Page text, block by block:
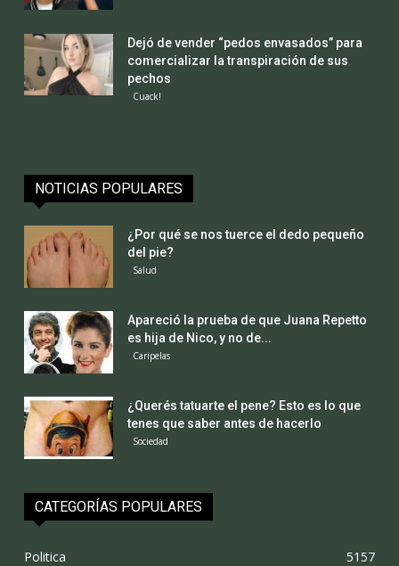
Dejó de vender “pedos envasados” para
comercializar la transpiración de sus
pechos
Cuack!
NOTICIAS POPULARES
¿Por qué se nos tuerce el dedo pequeño
del pie?
Salud
Apareció la prueba de que Juana Repetto
es hija de Nico, y no de...
Caripelas
¿Querés tatuarte el pene? Esto es lo que
tenes que saber antes de hacerlo
Sociedad
CATEGORÍAS POPULARES
Politica
5157